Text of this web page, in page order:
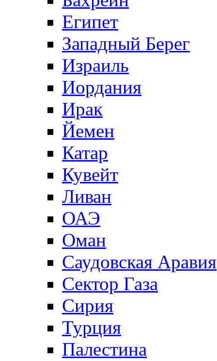
Египет
Западный Берег
Израиль
Иордания
Ирак
Йемен
Катар
Кувейт
Ливан
ОАЭ
Оман
Саудовская Аравия
Сектор Газа
Сирия
Турция
Палестина